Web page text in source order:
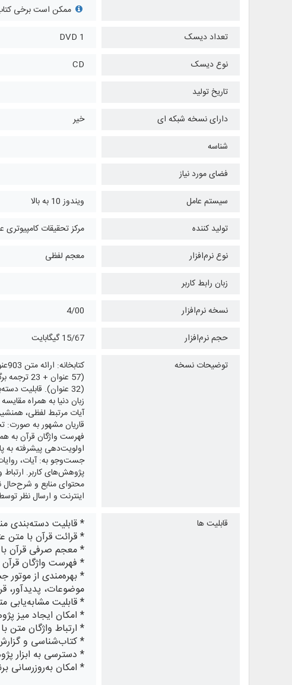
ممکن است برخی کتاب
تعداد دیسک
1 DVD
نوع دیسک
CD
تاریخ تولید
دارای نسخه شبکه ای
خیر
شناسه
فضای مورد نیاز
سیستم عامل
ویندوز 10 به بالا
تولید کننده
مرکز تحقیقات کامپیوتری
نوع نرم‌افزار
معجم لفظی
زبان رابط کاربر
نسخه نرم‌افزار
4/00
حجم نرم‌افزار
15/67 گیگابایت
توضیحات نسخه
آیات مرتبط لفظی،
قاریان مشهور به صورت:
فهرست واژگان قرآن به
اولویت‌دهی پیشرفته به
پژوهش‌های کاربر.
محتوای منابع و شرح‌حال
اینترنت و ارسال نظر
قابلیت ها
* قابلیت دسته‌بندی
* قرائت قرآن با متن
* معجم صرفی قرآن
* فهرست واژگان
* بهره‌مندی از
موضوعات، پدیدآور،
* قابلیت مشابه‌‎یابی متن انتخابی با امکان تعیین درصد تشابه.
* امکان ایجاد میز
* ارتباط واژگان
* کتاب‌شناسی و
* دسترسی به ابزار
* امکان به‌روزرسانی